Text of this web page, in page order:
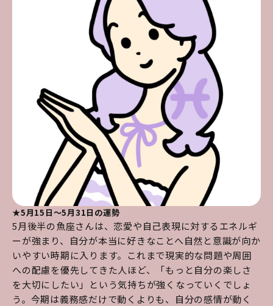
★5月15日～5月31日の運勢
5月後半の魚座さんは、恋愛や自己表現に対するエネルギ
ーが強まり、自分が本当に好きなことへ自然と意識が向か
いやすい時期に入ります。これまで現実的な問題や周囲
への配慮を優先してきた人ほど、「もっと自分の楽しさ
を大切にしたい」という気持ちが強くなっていくでしょ
う。今期は義務感だけで動くよりも、自分の感情が動く